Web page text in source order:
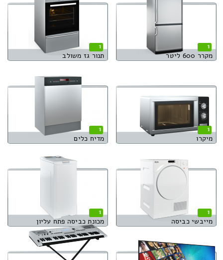
1
מקרר 600 ליטר
1
תנור גז משולב
1
מיקרו
1
מדיח כלים
1
מייבשי כביסה
1
מכונת כביסה פתח עליון